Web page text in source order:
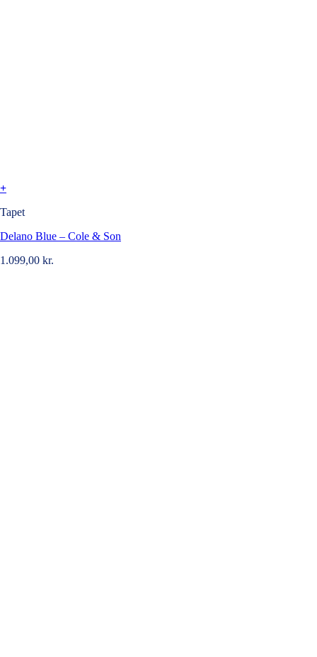
+
Tapet
Delano Blue – Cole & Son
1.099,00 kr.